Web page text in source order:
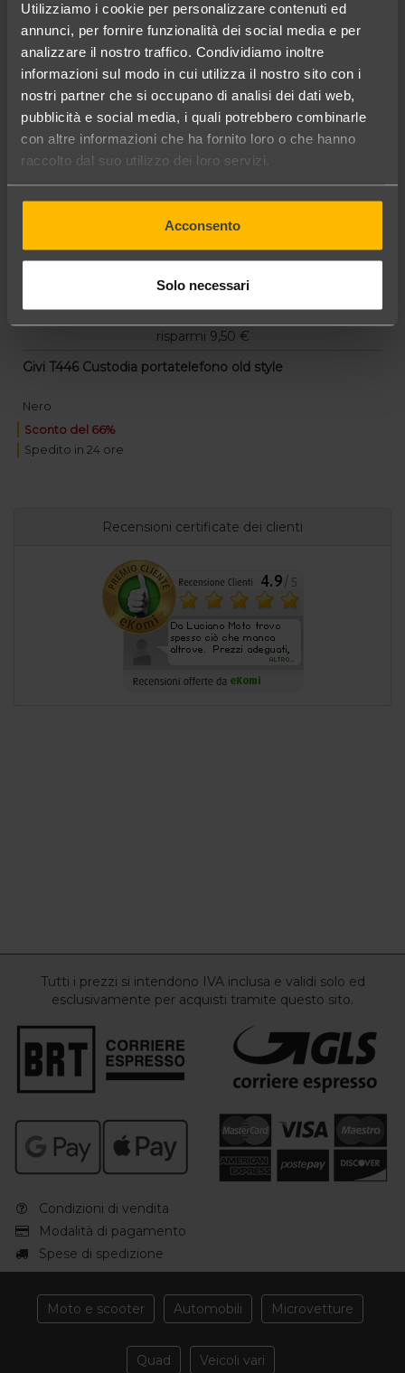
Utilizziamo i cookie per personalizzare contenuti ed
annunci, per fornire funzionalità dei social media e per
analizzare il nostro traffico. Condividiamo inoltre
informazioni sul modo in cui utilizza il nostro sito con i
nostri partner che si occupano di analisi dei dati web,
pubblicità e social media, i quali potrebbero combinarle
con altre informazioni che ha fornito loro o che hanno
raccolto dal suo utilizzo dei loro servizi.
Acconsento
Solo necessari
risparmi 9,50 €
Givi T446 Custodia portatelefono old style
Nero
Sconto del 66%
Spedito in 24 ore
Recensioni certificate dei clienti
Tutti i prezzi si intendono IVA inclusa e validi solo ed
esclusivamente per acquisti tramite questo sito.
Condizioni di vendita
Modalità di pagamento
Spese di spedizione
Moto e scooter Automobili Microvetture
Quad Veicoli vari